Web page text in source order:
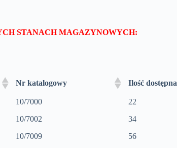
STANACH MAGAZYNOWYCH:
Nr katalogowy Ilość dostępna
10/7000 22
10/7002 34
10/7009 56